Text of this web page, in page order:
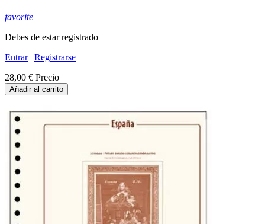
favorite
Debes de estar registrado
Entrar| Registrarse
28,00 € Precio
Añadir al carrito